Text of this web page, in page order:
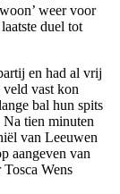
weer voor
duel tot
en had al vrij
veld vast kon
bal hun spits
tien minuten
van Leeuwen
aangeven van
Wens